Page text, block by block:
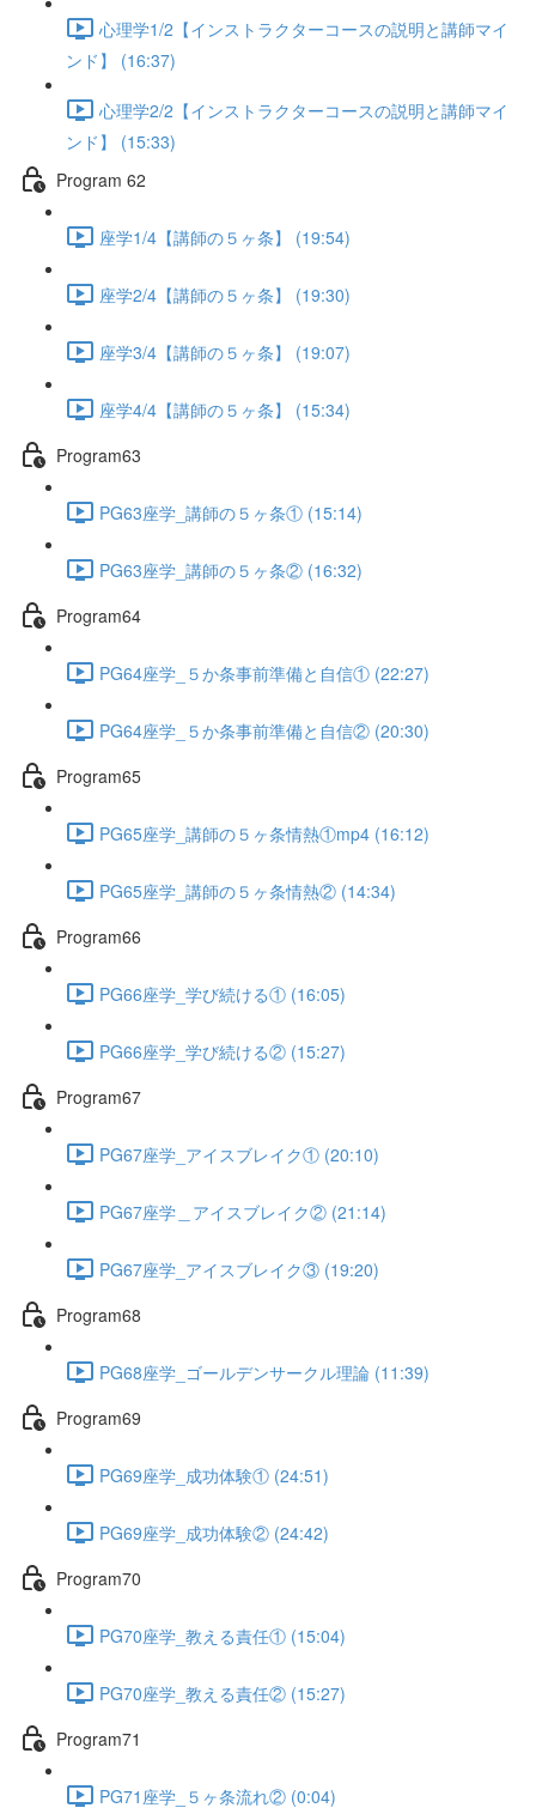
心理学1/2【インストラクターコースの説明と講師マイ
ンド】 (16:37)
心理学2/2【インストラクターコースの説明と講師マイ
ンド】 (15:33)
Program 62
座学1/4【講師の５ヶ条】 (19:54)
座学2/4【講師の５ヶ条】 (19:30)
座学3/4【講師の５ヶ条】 (19:07)
座学4/4【講師の５ヶ条】 (15:34)
Program63
PG63座学_講師の５ヶ条① (15:14)
PG63座学_講師の５ヶ条② (16:32)
Program64
PG64座学_５か条事前準備と自信① (22:27)
PG64座学_５か条事前準備と自信② (20:30)
Program65
PG65座学_講師の５ヶ条情熱①mp4 (16:12)
PG65座学_講師の５ヶ条情熱② (14:34)
Program66
PG66座学_学び続ける① (16:05)
PG66座学_学び続ける② (15:27)
Program67
PG67座学_アイスブレイク① (20:10)
PG67座学＿アイスブレイク② (21:14)
PG67座学_アイスブレイク③ (19:20)
Program68
PG68座学_ゴールデンサークル理論 (11:39)
Program69
PG69座学_成功体験① (24:51)
PG69座学_成功体験② (24:42)
Program70
PG70座学_教える責任① (15:04)
PG70座学_教える責任② (15:27)
Program71
PG71座学_５ヶ条流れ② (0:04)